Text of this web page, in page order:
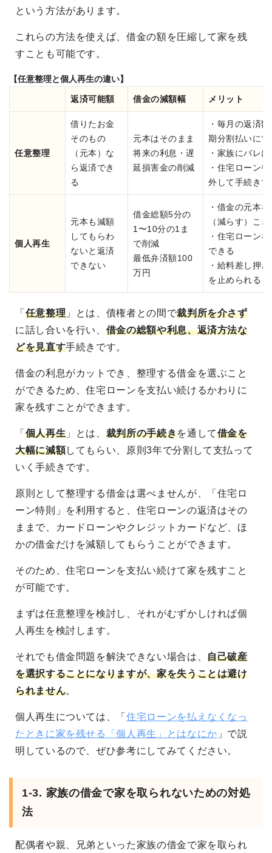
という方法があります。
これらの方法を使えば、借金の額を圧縮して家を残
すことも可能です。
【任意整理と個人再生の違い】
返済可能額 借金の減額幅 メリット
任意整理
借りたお金
そのもの
（元本）な
ら返済でき
る
元本はそのまま
将来の利息・遅
延損害金の削減
・毎月の返済
期分割払いに
・家族にバレ
・住宅ローン
外して手続きで
個人再生
元本も減額
してもらわ
ないと返済
できない
借金総額5分の
1〜10分の1ま
で削減
最低弁済額100
万円
・借金の元本
（減らす）こ
・住宅ローン
できる
・給料差し押
を止められる
「 任意整理 」とは、債権者との間で裁判所を介さず
に話し合いを行い、 借金の総額や利息、返済方法な
どを見直す手続きです。
借金の利息がカットでき、整理する借金を選ぶこと
ができるため、住宅ローンを支払い続けるかわりに
家を残すことができます。
「 個人再生 」とは、 裁判所の手続きを通して借金を
大幅に減額してもらい、原則3年で分割して支払って
いく手続きです。
原則として整理する借金は選べませんが、「住宅ロ
ーン特則」を利用すると、住宅ローンの返済はその
ままで、カードローンやクレジットカードなど、ほ
かの借金だけを減額してもらうことができます。
そのため、住宅ローンを支払い続けて家を残すこと
が可能です。
まずは任意整理を検討し、それがむずかしければ個
人再生を検討します。
それでも借金問題を解決できない場合は、自己破産
を選択することになりますが、家を失うことは避け
られません。
個人再生については、「住宅ローンを払えなくなっ
たときに家を残せる「個人再生」とはなにか 」で説
明しているので、ぜひ参考にしてみてください。
1-3. 家族の借金で家を取られないための対処
法
配偶者や親、兄弟といった家族の借金で家を取られ